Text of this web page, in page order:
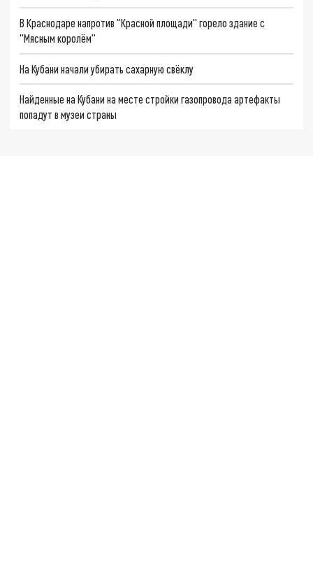
В Краснодаре напротив "Красной площади" горело здание с
"Мясным королём"
На Кубани начали убирать сахарную свёклу
Найденные на Кубани на месте стройки газопровода артефакты
попадут в музеи страны